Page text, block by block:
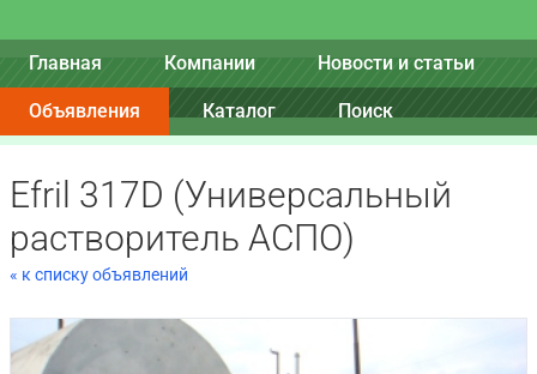
Главная Компании Новости и статьи
Объявления Каталог Поиск
Efril 317D (Универсальный
растворитель АСПО)
« к списку объявлений